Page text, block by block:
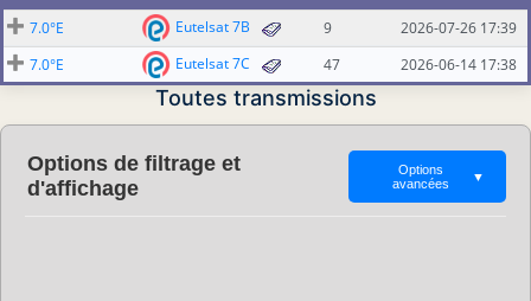
7.0°E
Eutelsat 7B 9
2026-07-26 17:39
7.0°E
Eutelsat 7C 47 2026-06-14 17:38
Toutes transmissions
Options de filtrage et
d'affichage
Options
avancées
▼